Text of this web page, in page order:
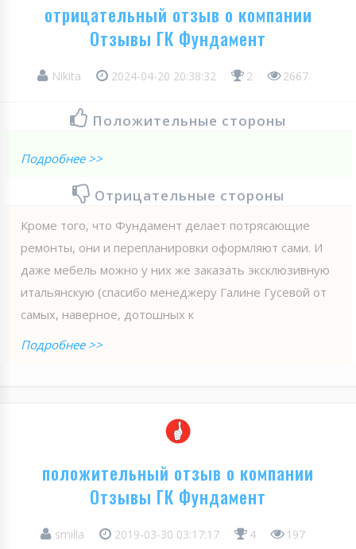
отрицательный отзыв о компании
Отзывы ГК Фундамент
Nikita 2024-04-20 20:38:32 2 2667
Положительные стороны
Подробнее >>
Отрицательные стороны
Кроме того, что Фундамент делает потрясающие
ремонты, они и перепланировки оформляют сами. И
даже мебель можно у них же заказать эксклюзивную
итальянскую (спасибо менеджеру Галине Гусевой от
самых, наверное, дотошных к
Подробнее >>
положительный отзыв о компании
Отзывы ГК Фундамент
smilla 2019-03-30 03:17:17 4 197